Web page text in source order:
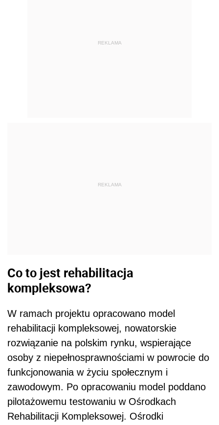
REKLAMA
REKLAMA
Co to jest rehabilitacja
kompleksowa?
W ramach projektu opracowano model
rehabilitacji kompleksowej, nowatorskie
rozwiązanie na polskim rynku, wspierające
osoby z niepełnosprawnościami w powrocie do
funkcjonowania w życiu społecznym i
zawodowym. Po opracowaniu model poddano
pilotażowemu testowaniu w Ośrodkach
Rehabilitacji Kompleksowej. Ośrodki